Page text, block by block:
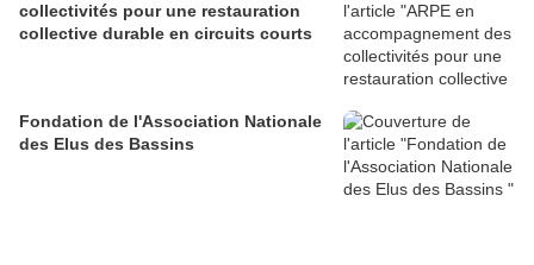
collectivités pour une restauration
collective durable en circuits courts
Fondation de l'Association Nationale
des Elus des Bassins